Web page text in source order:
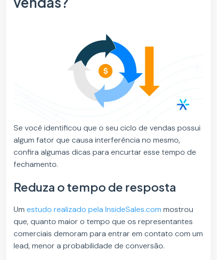
Se você identificou que o seu ciclo de vendas possui
algum fator que causa interferência no mesmo,
confira algumas dicas para encurtar esse tempo de
fechamento.
Reduza o tempo de resposta
Umestudo realizado pela InsideSales.com mostrou
que, quanto maior o tempo que os representantes
comerciais demoram para entrar em contato com um
lead, menor a probabilidade de conversão.